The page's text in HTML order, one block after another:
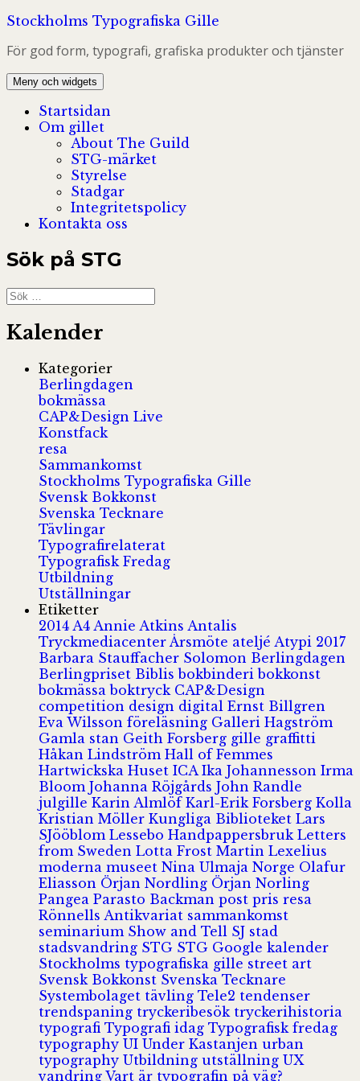
Hoppa
innehåll
Stockholms Typografiska Gille
För god form, typografi, grafiska produkter och tjänster
Meny och widgets
Startsidan
Om gillet
About The Guild
STG-märket
Styrelse
Stadgar
Integritetspolicy
Kontakta oss
Sök på STG
Sök
efter:
Kalender
Kategorier
Berlingdagen
bokmässa
CAP&Design Live
Konstfack
resa
Sammankomst
Stockholms Typografiska Gille
Svensk Bokkonst
Svenska Tecknare
Tävlingar
Typografirelaterat
Typografisk Fredag
Utbildning
Utställningar
Etiketter
2014 A4 Annie Atkins Antalis
Tryckmediacenter Årsmöte ateljé Atypi 2017
Barbara Stauffacher Solomon Berlingdagen
Berlingpriset Biblisbokbinderibokkonst
bokmässaboktryck CAP&Design
competition design digital Ernst Billgren
Eva Wilsson föreläsning Galleri Hagström
Gamla stan Geith Forsberg gille graffitti
Håkan Lindström Hall of Femmes
Hartwickska Huset ICA Ika Johannesson Irma
Bloom Johanna Röjgårds John Randle
julgille Karin Almlöf Karl-Erik Forsberg Kolla
Kristian Möller Kungliga Biblioteket Lars
SJööblom Lessebo Handpappersbruk Letters
from Sweden Lotta Frost Martin Lexelius
moderna museet Nina Ulmaja Norge Olafur
Eliasson Örjan Nordling Örjan Norling
Pangea Parasto Backman post pris resa
Rönnells Antikvariat sammankomst
seminarium Show and Tell SJ stad
stadsvandring STG STG Google kalender
Stockholms typografiska gille street art
Svensk Bokkonst Svenska Tecknare
Systembolaget tävling Tele2 tendenser
trendspaning tryckeribesök tryckerihistoria
typografi Typografi idag Typografisk fredag
typography UI Under Kastanjen urban
typography Utbildning utställning UX
vandring Vart är typografin på väg?